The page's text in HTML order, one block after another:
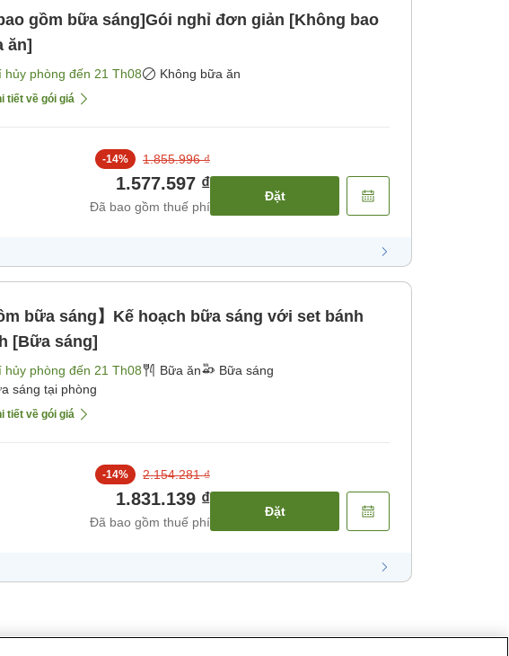
gồm bữa sáng]Gói nghỉ đơn giản [Không bao
ăn]
hủy phòng đến 21 Th08 Không bữa ăn
tiết về gói giá
-14% 1.855.996 ₫
1.577.597 ₫
Đã bao gồm thuế phí
Đặt
bữa sáng】Kế hoạch bữa sáng với set bánh
[Bữa sáng]
hủy phòng đến 21 Th08 Bữa ăn
Bữa sáng
sáng tại phòng
tiết về gói giá
-14% 2.154.281 ₫
1.831.139 ₫
Đã bao gồm thuế phí
Đặt